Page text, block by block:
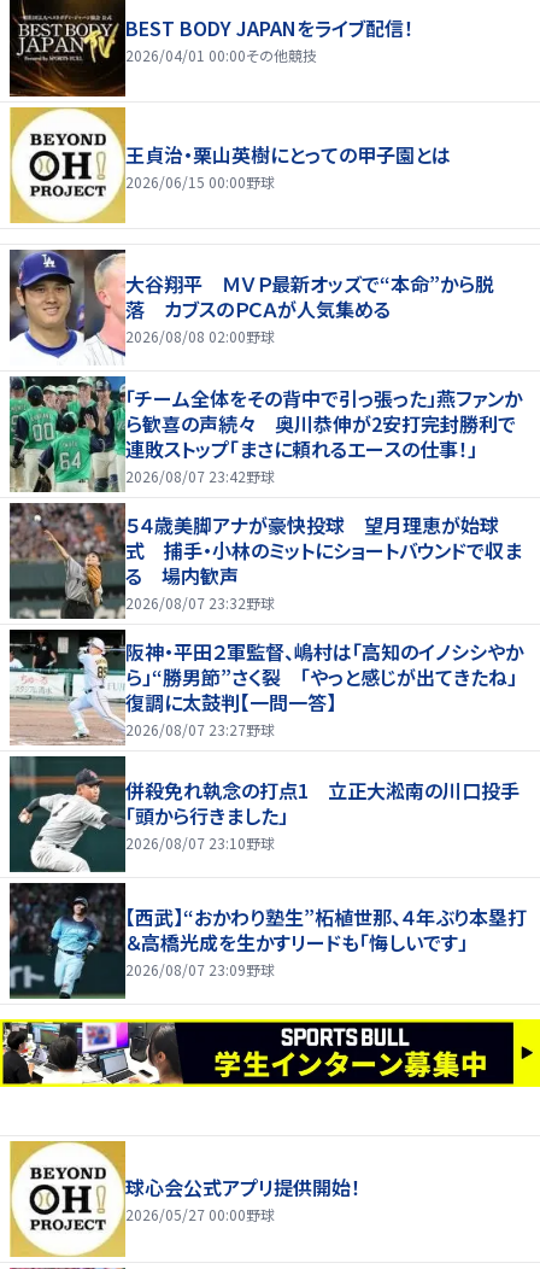
BEST BODY JAPANをライブ配信！
2026/04/01 00:00その他競技
王貞治・栗山英樹にとっての甲子園とは
2026/06/15 00:00野球
大谷翔平 ＭＶＰ最新オッズで“本命”から脱
落 カブスのＰＣＡが人気集める
2026/08/08 02:00野球
「チーム全体をその背中で引っ張った」燕ファンか
ら歓喜の声続々 奥川恭伸が2安打完封勝利で
連敗ストップ「まさに頼れるエースの仕事！」
2026/08/07 23:42野球
５４歳美脚アナが豪快投球 望月理恵が始球
式 捕手・小林のミットにショートバウンドで収ま
る 場内歓声
2026/08/07 23:32野球
阪神・平田２軍監督、嶋村は「高知のイノシシやか
ら」“勝男節”さく裂 「やっと感じが出てきたね」
復調に太鼓判【一問一答】
2026/08/07 23:27野球
併殺免れ執念の打点1 立正大淞南の川口投手
「頭から行きました」
2026/08/07 23:10野球
【西武】“おかわり塾生”柘植世那、４年ぶり本塁打
＆高橋光成を生かすリードも「悔しいです」
2026/08/07 23:09野球
球心会公式アプリ提供開始！
2026/05/27 00:00野球